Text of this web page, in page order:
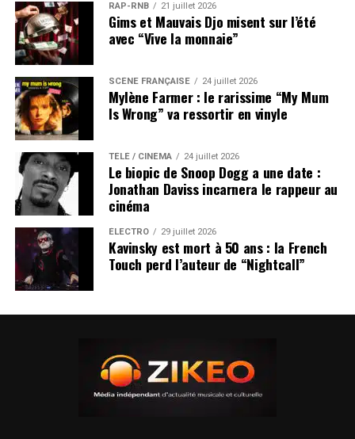
RAP-RNB 21 juillet 2026
Gims et Mauvais Djo misent sur l’été
avec “Vive la monnaie”
SCÈNE FRANÇAISE 24 juillet 2026
Mylène Farmer : le rarissime “My Mum
Is Wrong” va ressortir en vinyle
TÉLÉ / CINÉMA 24 juillet 2026
Le biopic de Snoop Dogg a une date :
Jonathan Daviss incarnera le rappeur au
cinéma
ÉLECTRO 29 juillet 2026
Kavinsky est mort à 50 ans : la French
Touch perd l’auteur de “Nightcall”